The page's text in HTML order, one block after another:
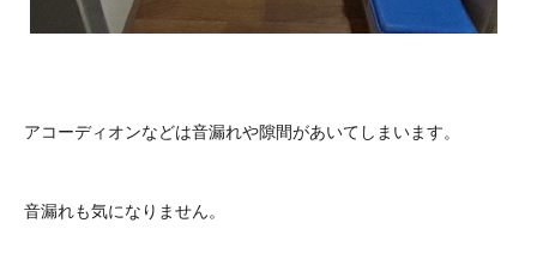
アコーディオンなどは音漏れや隙間があいてしまいます。
音漏れも気になりません。